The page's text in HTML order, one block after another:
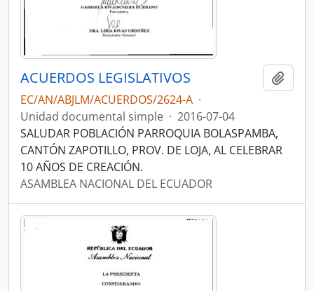
ACUERDOS LEGISLATIVOS
EC/AN/ABJLM/ACUERDOS/2624-A ·
Unidad documental simple · 2016-07-04
SALUDAR POBLACIÓN PARROQUIA BOLASPAMBA,
CANTÓN ZAPOTILLO, PROV. DE LOJA, AL CELEBRAR
10 AÑOS DE CREACIÓN.
ASAMBLEA NACIONAL DEL ECUADOR